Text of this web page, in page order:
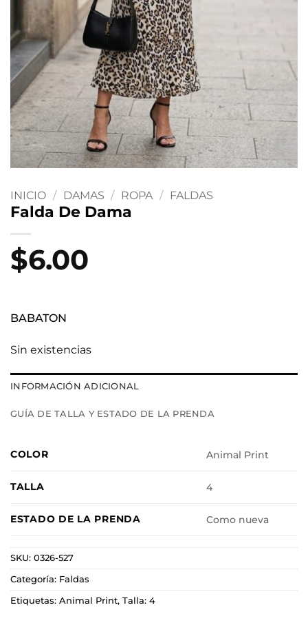
INICIO / DAMAS / ROPA / FALDAS
Falda De Dama
$6.00
BABATON
Sin existencias
INFORMACIÓN ADICIONAL
GUÍA DE TALLA Y ESTADO DE LA PRENDA
COLOR Animal Print
TALLA 4
ESTADO DE LA PRENDA Como nueva
SKU: 0326-527
Categoría: Faldas
Etiquetas: Animal Print, Talla: 4